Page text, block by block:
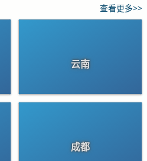
查看更多>>
云南
成都